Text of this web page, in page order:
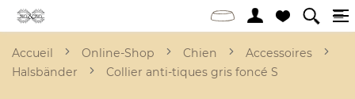
Accueil Online-Shop Chien
Accessoires
Halsbänder
Collier anti-tiques gris foncé S